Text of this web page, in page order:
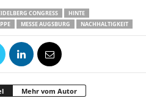
CONGRESS
HINTE
MESSE AUGSBURG NACHHALTIGKEIT
Mehr vom Autor